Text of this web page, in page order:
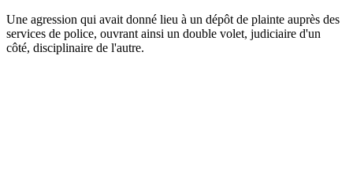
Une agression qui avait donné lieu à un dépôt de plainte auprès des
services de police, ouvrant ainsi un double volet, judiciaire d'un
côté, disciplinaire de l'autre.